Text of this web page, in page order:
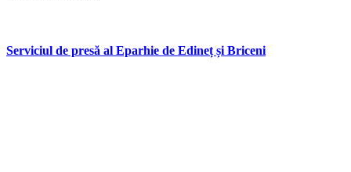
Serviciul de presă al Eparhie de Edineț și Briceni